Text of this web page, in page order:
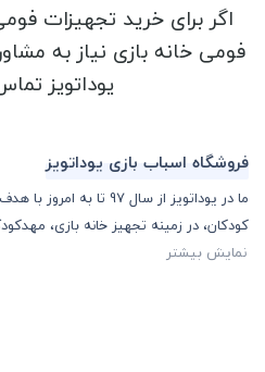
اگر برای خرید تجهیزات
فومی خانه بازی نیاز به
یوداتویز
فروشگاه اسباب بازی یوداتویز
ما در یوداتویز از سال 97
کودکان، در زمینه تجهیز خانه بازی،
نمایش بیشتر